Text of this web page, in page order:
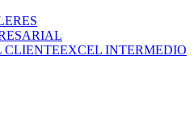
CLIENTEEXCEL INTERMEDIO